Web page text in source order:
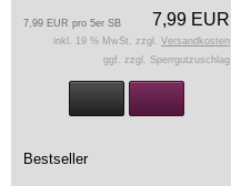
7,99 EUR
7,99 EUR pro 5er SB
inkl. 19 % MwSt. zzgl. Versandkosten
ggf. zzgl. Sperrgutzuschlag
Bestseller